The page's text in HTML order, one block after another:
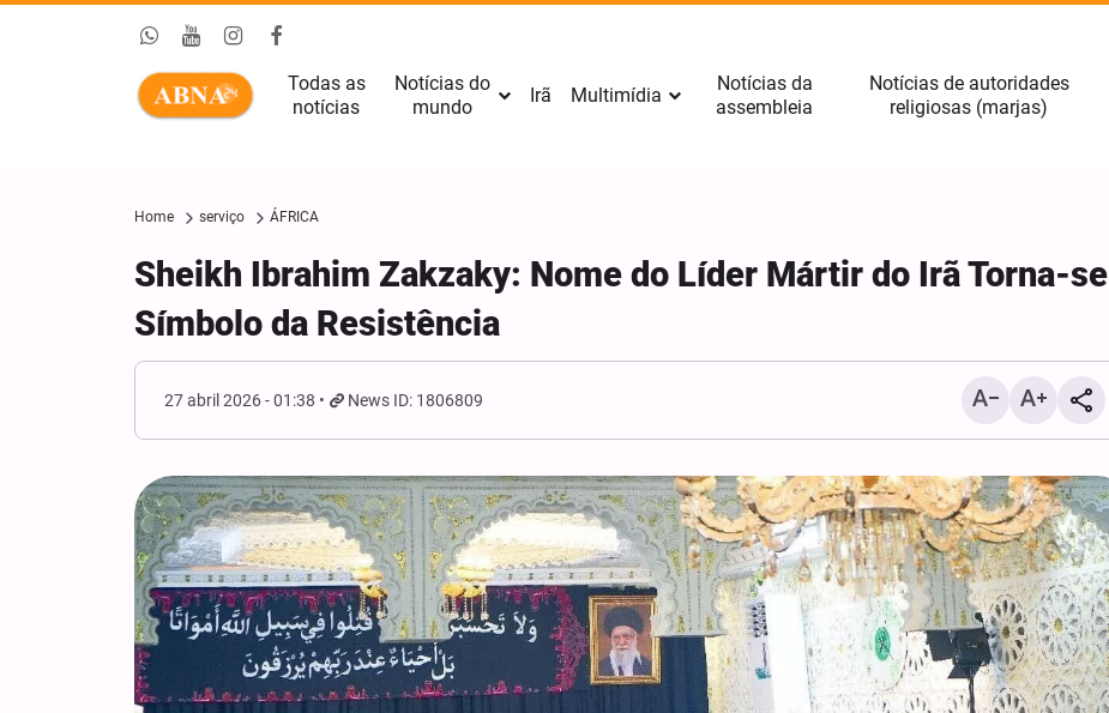
Todas as
notícias
Notícias do
mundo
Irã Multimídia
Notícias da
assembleia
Notícias de autoridades
religiosas (marjas)
Home serviço ÁFRICA
Sheikh Ibrahim Zakzaky: Nome do Líder Mártir do Irã Torna-se
Símbolo da Resistência
27 abril 2026 - 01:38 News ID: 1806809
Renovação da Aliança e
Preparação para Apoiar os
AhlulBayt (A.S.) – Parte 14